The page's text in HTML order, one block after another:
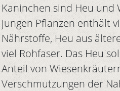
Kaninchen sind Heu und
jungen Pflanzen enthält
Nährstoffe, Heu aus
viel Rohfaser. Das Heu
Anteil von
Verschmutzungen der